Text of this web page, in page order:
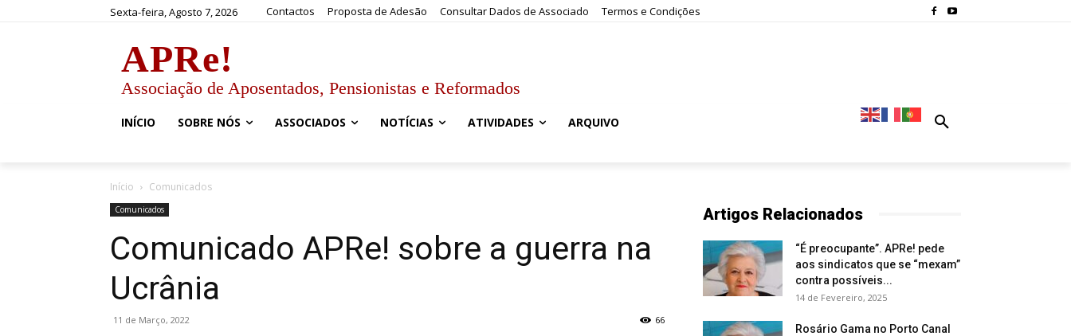
Sexta-feira, Agosto 7, 2026 Contactos Proposta de Adesão Consultar Dados de Associado Termos e Condições
APRe!
Associação de Aposentados, Pensionistas e Reformados
INÍCIO SOBRE NÓS ASSOCIADOS NOTÍCIAS ATIVIDADES ARQUIVO
Início Comunicados
Comunicados
Comunicado APRe! sobre a guerra na
Ucrânia
11 de Março, 2022 66
Artigos Relacionados
“É preocupante”. APRe! pede
aos sindicatos que se “mexam”
contra possíveis...
14 de Fevereiro, 2025
Rosário Gama no Porto Canal